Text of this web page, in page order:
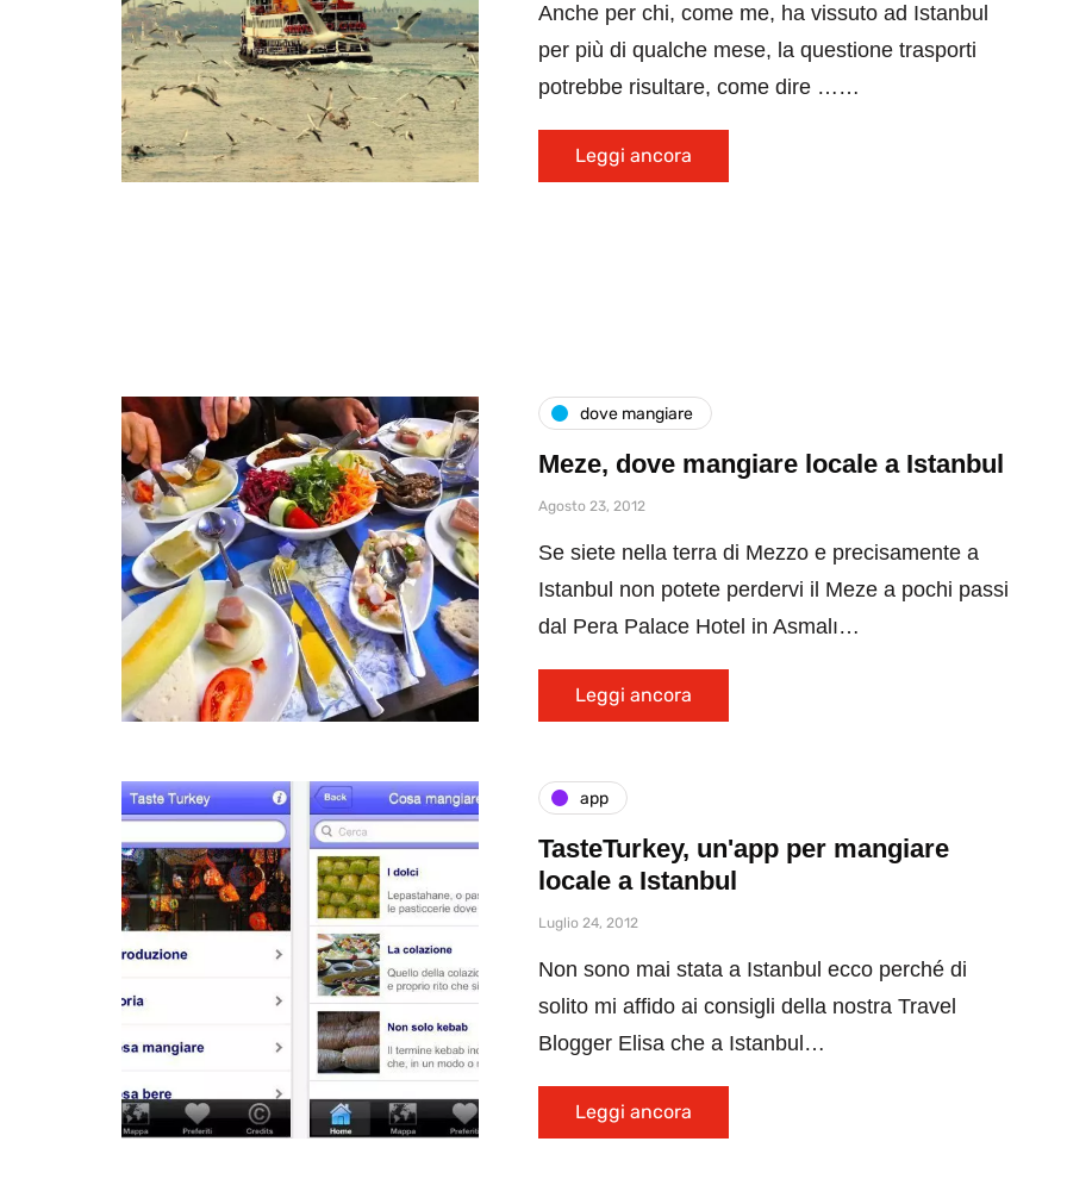
Anche per chi, come me, ha vissuto ad Istanbul
per più di qualche mese, la questione trasporti
potrebbe risultare, come dire ……
Leggi ancora
dove mangiare
Meze, dove mangiare locale a Istanbul
Agosto 23, 2012
Se siete nella terra di Mezzo e precisamente a
Istanbul non potete perdervi il Meze a pochi passi
dal Pera Palace Hotel in Asmalı…
Leggi ancora
app
TasteTurkey, un'app per mangiare
locale a Istanbul
Luglio 24, 2012
Non sono mai stata a Istanbul ecco perché di
solito mi affido ai consigli della nostra Travel
Blogger Elisa che a Istanbul…
Leggi ancora